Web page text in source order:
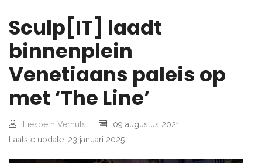
Sculp[IT] laadt
binnenplein
Venetiaans paleis op
met ‘The Line’
Liesbeth Verhulst
09 augustus 2021
Laatste update: 23 januari 2025